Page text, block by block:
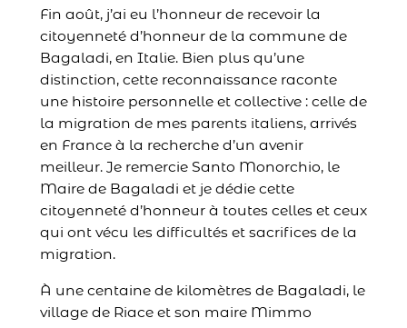
Fin août, j’ai eu l’honneur de recevoir la
citoyenneté d’honneur de la commune de
Bagaladi, en Italie. Bien plus qu’une
distinction, cette reconnaissance raconte
une histoire personnelle et collective : celle de
la migration de mes parents italiens, arrivés
en France à la recherche d’un avenir
meilleur. Je remercie Santo Monorchio, le
Maire de Bagaladi et je dédie cette
citoyenneté d’honneur à toutes celles et ceux
qui ont vécu les difficultés et sacrifices de la
migration.
À une centaine de kilomètres de Bagaladi, le
village de Riace et son maire Mimmo